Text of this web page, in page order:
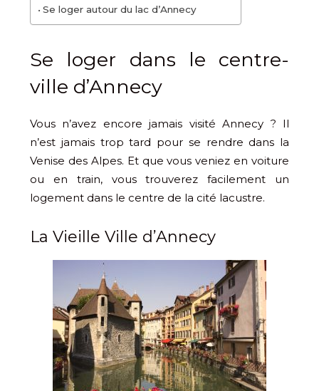
Se loger autour du lac d’Annecy
Se loger dans le centre-
ville d’Annecy
Vous n’avez encore jamais visité Annecy ? Il
n’est jamais trop tard pour se rendre dans la
Venise des Alpes. Et que vous veniez en voiture
ou en train, vous trouverez facilement un
logement dans le centre de la cité lacustre.
La Vieille Ville d’Annecy